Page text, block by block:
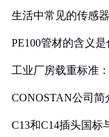
生活中常见的传感
PE100管材的含义是
工业厂房载重标准
CONOSTAN公司简
C13和C14插头国标